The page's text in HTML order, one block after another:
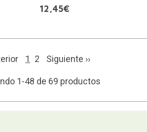
12,45€
1 2 Siguiente ››
1-48 de 69 productos